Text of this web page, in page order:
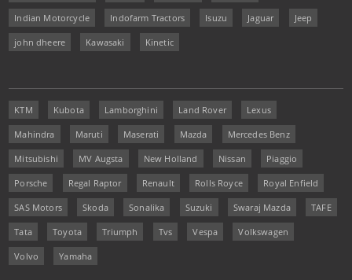
Indian Motorcycle Indofarm Tractors Isuzu Jaguar Jeep
john dheere Kawasaki Kinetic
KTM Kubota Lamborghini Land Rover Lexus
Mahindra Maruti Maserati Mazda Mercedes Benz
Mitsubishi MV Augsta New Holland Nissan Piaggio
Porsche Regal Raptor Renault Rolls Royce Royal Enfield
SAS Motors Skoda Sonalika Suzuki Swaraj Mazda TAFE
Tata Toyota Triumph Tvs Vespa Volkswagen
Volvo Yamaha